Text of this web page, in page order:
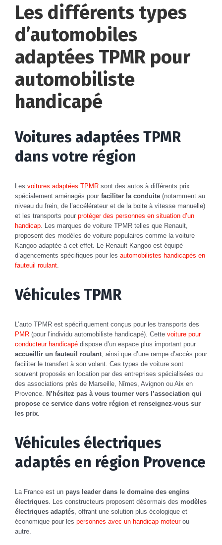
Les différents types
d’automobiles
adaptées TPMR pour
automobiliste
handicapé
Voitures adaptées TPMR
dans votre région
Les voitures adaptées TPMR sont des autos à différents prix
spécialement aménagés pour faciliter la conduite (notamment au
niveau du frein, de l’accélérateur et de la boite à vitesse manuelle)
et les transports pour protéger des personnes en situation d’un
handicap . Les marques de voiture TPMR telles que Renault,
proposent des modèles de voiture populaires comme la voiture
Kangoo adaptée à cet effet. Le Renault Kangoo est équipé
d’agencements spécifiques pour les automobilistes handicapés en
fauteuil roulant
Véhicules TPMR
L’auto TPMR est spécifiquement conçus pour les transports des
PMR (pour l’individu automobiliste handicapé). Cette voiture pour
conducteur handicapé dispose d’un espace plus important pour
accueillir un fauteuil roulant , ainsi que d’une rampe d’accès pour
faciliter le transfert à son volant. Ces types de voiture sont
souvent proposés en location par des entreprises spécialisées ou
des associations près de Marseille, Nîmes, Avignon ou Aix en
Provence.
N’hésitez pas à vous tourner vers l’association qui
propose ce service dans votre région et renseignez-vous sur
les prix
Véhicules électriques
adaptés en région Provence
La France est un pays leader dans le domaine des engins
électriques . Les constructeurs proposent désormais des modèles
électriques adaptés , offrant une solution plus écologique et
économique pour les personnes avec un handicap moteurou
autre.